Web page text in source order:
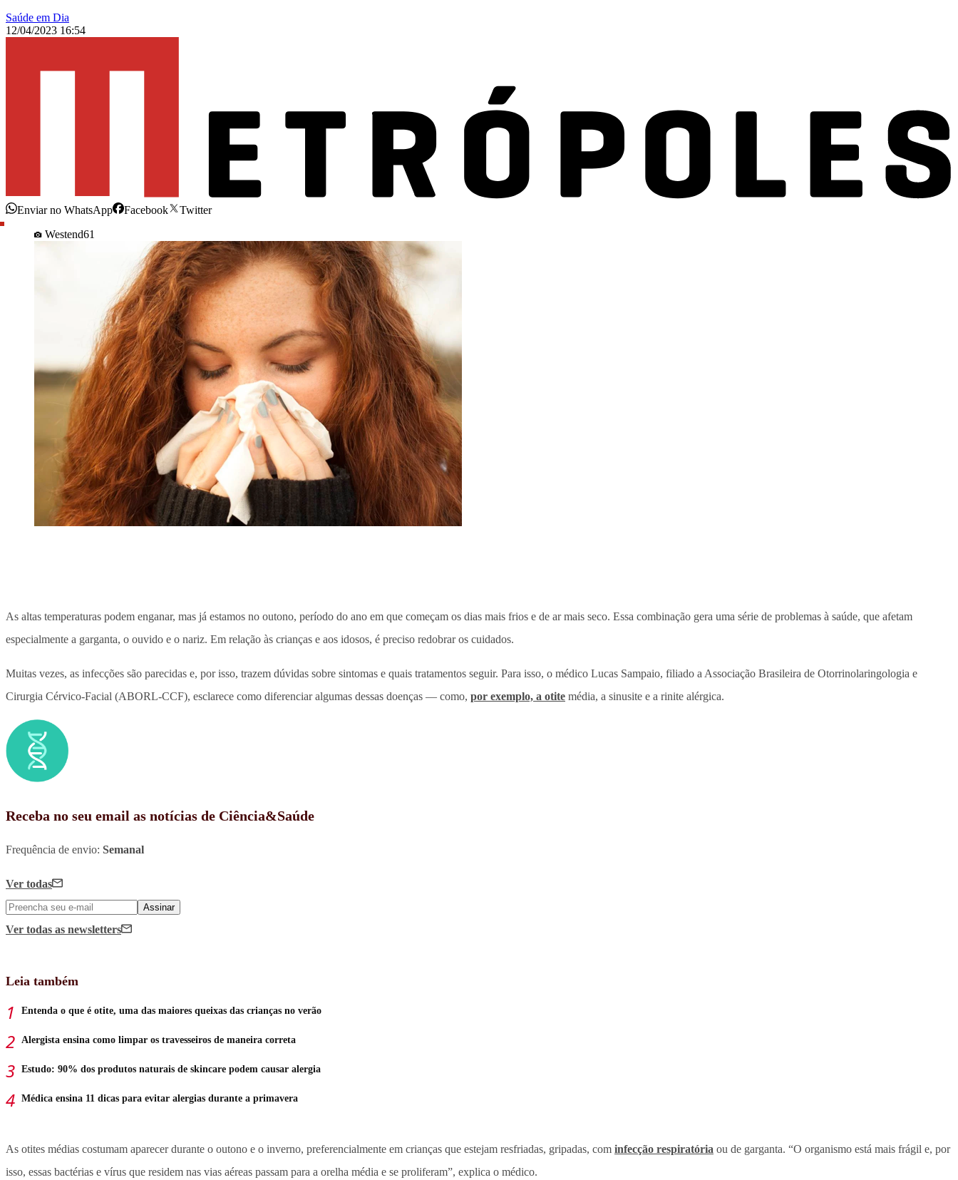
Saúde em Dia
12/04/2023 16:54
Enviar no WhatsApp Facebook
Twitter
Westend61
As altas temperaturas podem enganar, mas já estamos no outono, período do ano em que começam os dias mais frios e de ar mais seco. Essa combinação gera uma série de problemas à saúde, que afetam
especialmente a garganta, o ouvido e o nariz. Em relação às crianças e aos idosos, é preciso redobrar os cuidados.
Muitas vezes, as infecções são parecidas e, por isso, trazem dúvidas sobre sintomas e quais tratamentos seguir. Para isso, o médico Lucas Sampaio, filiado a Associação Brasileira de Otorrinolaringologia e
Cirurgia Cérvico-Facial (ABORL-CCF), esclarece como diferenciar algumas dessas doenças — como, por exemplo, a otite média, a sinusite e a rinite alérgica.
Receba no seu email as notícias de Ciência&Saúde
Frequência de envio: Semanal
Ver todas
Assinar
Ver todas as newsletters
Leia também
Entenda o que é otite, uma das maiores queixas das crianças no verão
Alergista ensina como limpar os travesseiros de maneira correta
Estudo: 90% dos produtos naturais de skincare podem causar alergia
Médica ensina 11 dicas para evitar alergias durante a primavera
As otites médias costumam aparecer durante o outono e o inverno, preferencialmente em crianças que estejam resfriadas, gripadas, com infecção respiratória ou de garganta. “O organismo está mais frágil e, por
isso, essas bactérias e vírus que residem nas vias aéreas passam para a orelha média e se proliferam”, explica o médico.